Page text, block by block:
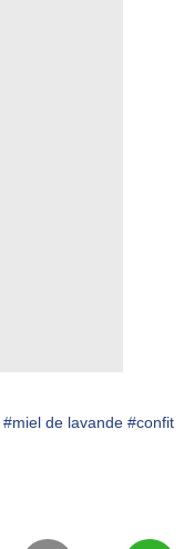
#miel de lavande #confit